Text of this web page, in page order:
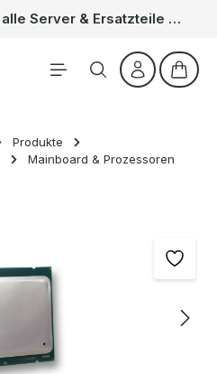
Sommer-Deal: 15% auf alle Server & Ersatzteile – Kein Code nötig, der Rabatt wird automatisch im Warenkorb abgezogen. Gültig vom 01.06. bis 31.08.
Produkte
Mainboard & Prozessoren